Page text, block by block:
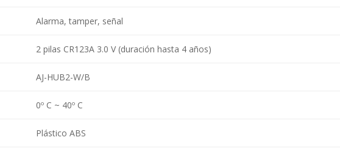
Alarma, tamper, señal
2 pilas CR123A 3.0 V (duración hasta 4 años)
AJ-HUB2-W/B
0º C ~ 40º C
Plástico ABS